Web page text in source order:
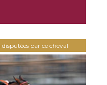
par ce cheval